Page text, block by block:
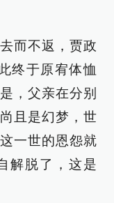
而不返，贾政
终于原宥体恤
，父亲在分别
且是幻梦，世
一世的恩怨就
解脱了，这是